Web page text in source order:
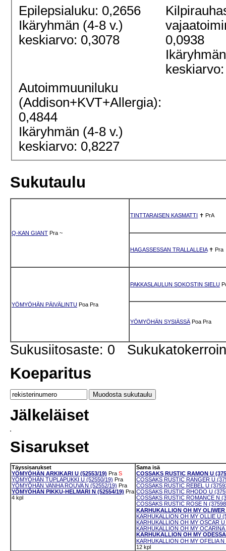
Epilepsialuku: 0,2656
Ikäryhmän (4-8 v.)
keskiarvo: 0,3078
0,0938
Autoimmuuniluku
(Addison+KVT+Allergia):
0,4844
Ikäryhmän (4-8 v.)
keskiarvo: 0,8227
Sukutaulu
Q-KAN GIANT Pra ~
TINTTARAISEN KASMATTI ✝ PrA
HAGASSESSAN TRALLALLEIA✝ Pra
YÖMYÖHÄN PÄIVÄLINTU Poa Pra
PAKKASLAULUN SOKOSTIN SIELU
YÖMYÖHÄN SYSIÄSSÄ Poa Pra
Sukusiitosaste: 0
Koeparitus
Jälkeläiset
Sisarukset
Täyssisarukset
YÖMYÖHÄN ARKIKARI U (52553/19) Pra S
YÖMYÖHÄN TUPLAPUKKI U (52550/19) Pra
YÖMYÖHÄN VANHA ROUVA N (52552/19) Pra
YÖMYÖHÄN PIKKU-HELMARI N (52554/19) Pra
4 kpl
Sama isä
COSSAKS RUSTIC RAMON U
COSSAKS RUSTIC RANGER U
COSSAKS RUSTIC REBEL U
COSSAKS RUSTIC RHODO U
COSSAKS RUSTIC ROMANCE N
COSSAKS RUSTIC ROSE N
KARHUKALLION OH MY OLIWER
KARHUKALLION OH MY OLLIE U
KARHUKALLION OH MY OSCAR
KARHUKALLION OH MY
KARHUKALLION OH MY
KARHUKALLION OH MY OFELIA
12 kpl